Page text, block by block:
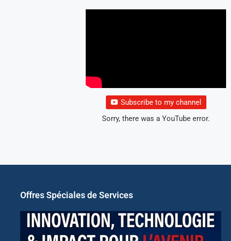
Subscribe to my channel
Sorry, there was a YouTube error.
Offres Spéciales de Services